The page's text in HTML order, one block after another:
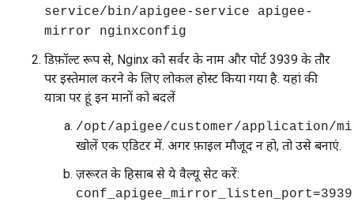
service/bin/apigee-service apigee-
mirror nginxconfig
डिफ़ॉल्ट रूप से, Nginx को सर्वर के नाम और पोर्ट 3939 के तौर
पर इस्तेमाल करने के लिए लोकल होस्ट किया गया है. यहां की
यात्रा पर हूं इन मानों को बदलें
/opt/apigee/customer/application/
खोलें एक एडिटर में. अगर फ़ाइल मौजूद न हो, तो उसे बनाएं.
ज़रूरत के हिसाब से ये वैल्यू सेट करें:
conf_apigee_mirror_listen_port=3939